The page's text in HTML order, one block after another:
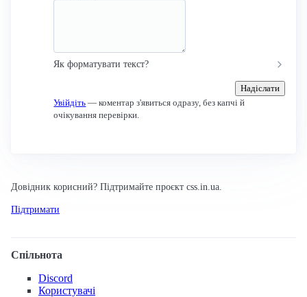
Як форматувати текст?
Надіслати
Увійдіть — коментар з'явиться одразу, без капчі й
очікування перевірки.
Довідник корисний? Підтримайте проєкт css.in.ua.
Підтримати
Спільнота
Discord
Користувачі